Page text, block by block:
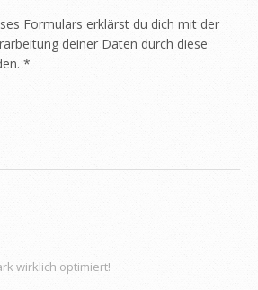
Formulars erklärst du dich mit der
deiner Daten durch diese
*
wirklich optimiert!